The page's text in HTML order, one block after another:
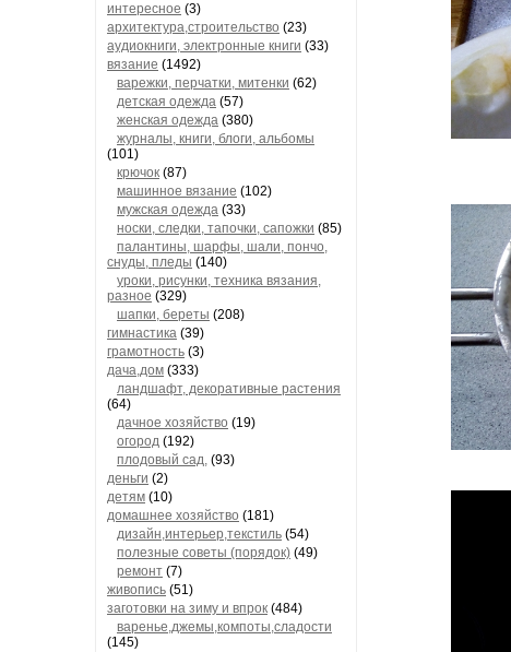
интересное (3)
архитектура,строительство (23)
аудиокниги, электронные книги (33)
вязание (1492)
варежки, перчатки, митенки (62)
детская одежда (57)
женская одежда (380)
журналы, книги, блоги, альбомы
(101)
крючок (87)
машинное вязание (102)
мужская одежда (33)
носки, следки, тапочки, сапожки (85)
палантины, шарфы, шали, пончо,
снуды, пледы (140)
уроки, рисунки, техника вязания,
разное (329)
шапки, береты (208)
гимнастика (39)
грамотность (3)
дача,дом (333)
ландшафт, декоративные растения
(64)
дачное хозяйство (19)
огород (192)
плодовый сад, (93)
деньги (2)
детям (10)
домашнее хозяйство (181)
дизайн,интерьер,текстиль (54)
полезные советы (порядок) (49)
ремонт (7)
живопись (51)
заготовки на зиму и впрок (484)
варенье,джемы,компоты,сладости
(145)